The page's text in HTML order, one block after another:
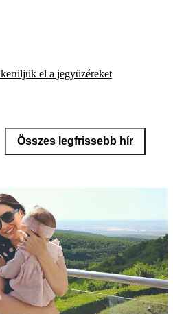
kerüljük el a jegyüzéreket
Összes legfrissebb hír